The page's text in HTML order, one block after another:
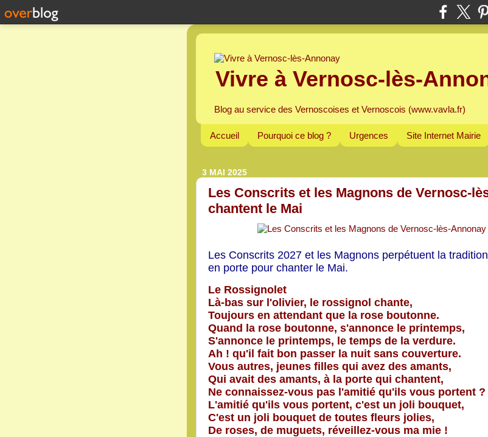
Vivre à Vernosc-lès-
Blog au service des Vernoscoises et Vernoscois (www.vavla.fr)
Accueil Pourquoi ce blog ? Urgences Site Internet Mairie
3 MAI 2025
Les Conscrits et les Magnons de Vernosc-
chantent le Mai
Les Conscrits 2027 et les Magnons perpétuent la
en porte pour chanter le Mai.
Le Rossignolet
Là-bas sur l'olivier, le rossignol chante,
Toujours en attendant que la rose boutonne.
Quand la rose boutonne, s'annonce le printemps,
S'annonce le printemps, le temps de la verdure.
Ah ! qu'il fait bon passer la nuit sans couverture.
Vous autres, jeunes filles qui avez des amants,
Qui avait des amants, à la porte qui chantent,
Ne connaissez-vous pas l'amitié qu'ils vous portent ?
L'amitié qu'ils vous portent, c'est un joli bouquet,
C'est un joli bouquet de toutes fleurs jolies,
De roses, de muguets, réveillez-vous ma mie !